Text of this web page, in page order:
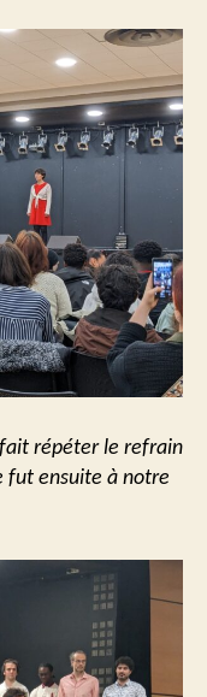
répéter le refrain
fut ensuite à notre